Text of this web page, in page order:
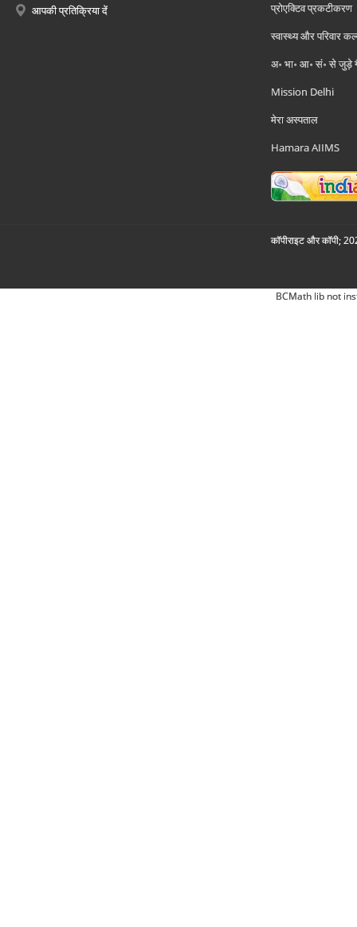
आपकी प्रतिक्रिया दें
प्रोएक्टिव प्रकटीकरण
स्वास्थ्य और परिवार
अ॰ भा॰ आ॰ सं॰ से जुड़े
Mission Delhi
मेरा अस्पताल
Hamara AIIMS
कॉपीराइट और कॉपी;
BCMath lib not